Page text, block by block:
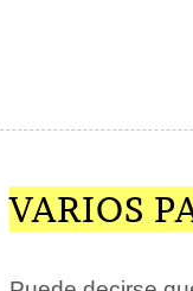
VARIOS